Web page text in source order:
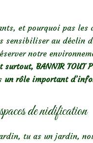
et pourquoi pas
sensibiliser au
notre
BANNIR TOUT
un rôle important
de nidification
tu as un jardin,